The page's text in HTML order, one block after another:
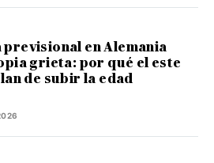
en Alemania
grieta: por qué el este
de subir la edad